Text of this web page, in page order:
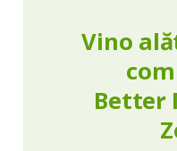
Vino
Better